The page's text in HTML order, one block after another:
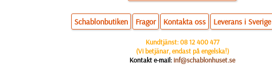
Schablonbutiken Fragor Kontakta oss Leverans i Sverige
Kundtjänst:08 12 400 477
(Vi betjänar, endast på engelska!)
Kontakt e-mail: inf@schablonhuset.se